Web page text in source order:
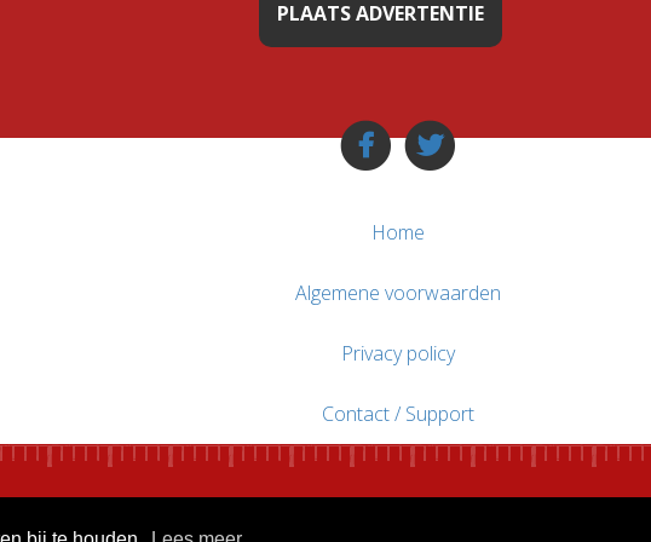
PLAATS ADVERTENTIE
Home
Algemene voorwaarden
Privacy policy
Contact / Support